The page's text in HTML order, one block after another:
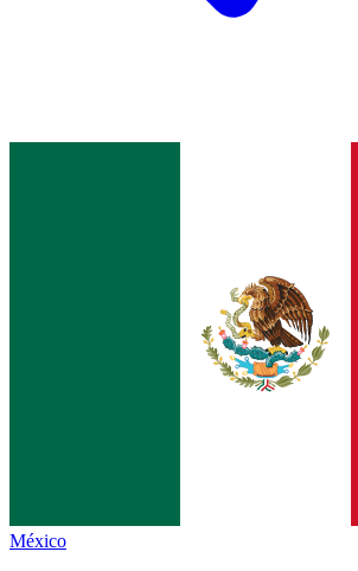
México